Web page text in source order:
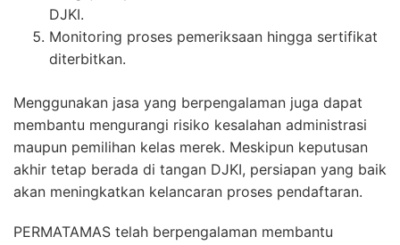
DJKI.
Monitoring proses pemeriksaan hingga sertifikat
diterbitkan.
Menggunakan jasa yang berpengalaman juga dapat
membantu mengurangi risiko kesalahan administrasi
maupun pemilihan kelas merek. Meskipun keputusan
akhir tetap berada di tangan DJKI, persiapan yang baik
akan meningkatkan kelancaran proses pendaftaran.
PERMATAMAS telah berpengalaman membantu